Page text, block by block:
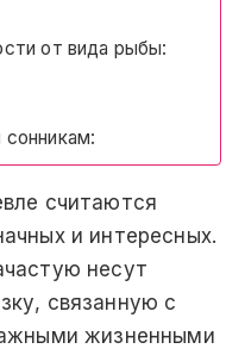
от вида рыбы:
сонникам:
считаются
и интересных.
несут
связанную с
жизненными